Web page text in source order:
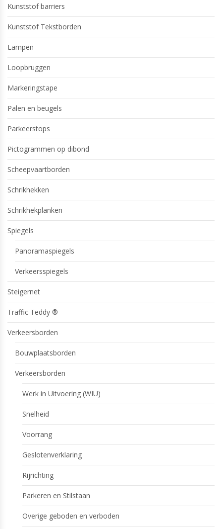
Kunststof barriers
Kunststof Tekstborden
Lampen
Loopbruggen
Markeringstape
Palen en beugels
Parkeerstops
Pictogrammen op dibond
Scheepvaartborden
Schrikhekken
Schrikhekplanken
Spiegels
Panoramaspiegels
Verkeersspiegels
Steigernet
Traffic Teddy ®
Verkeersborden
Bouwplaatsborden
Verkeersborden
Werk in Uitvoering (WIU)
Snelheid
Voorrang
Geslotenverklaring
Rijrichting
Parkeren en Stilstaan
Overige geboden en verboden